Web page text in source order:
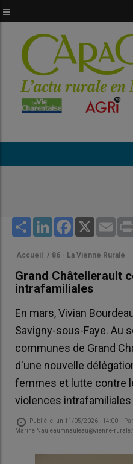
au
principal
Share LinkedInFacebook
X Email
Accueil / 86 - La Vienne Rurale
Grand Châtellerault
intrafamiliales
En mars, Vivian
Savigny-sous-Faye. Au
communes de Grand
d'une nouvelle
femmes et lutte contre
violences intrafamiliales
Publié le lun 11/05/2026 - 14:00 - Par
Marine Nauleaumnauleau@vienne-